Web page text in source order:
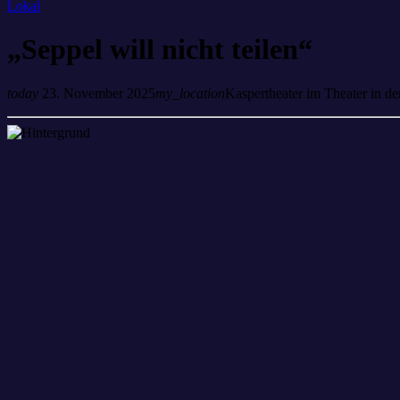
Lokal
„Seppel will nicht teilen“
today 23. November 2025my_locationKaspertheater im Theater in